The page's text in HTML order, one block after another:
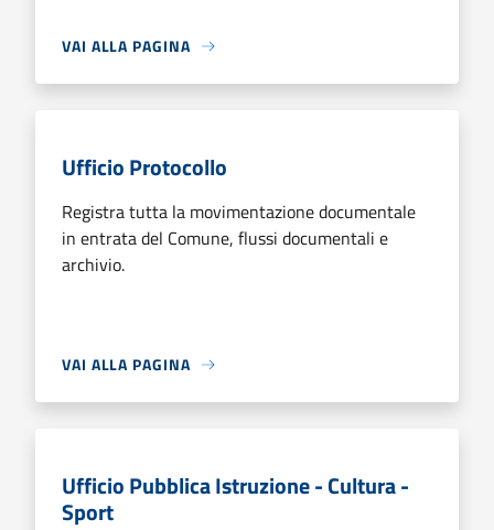
VAI ALLA PAGINA
Ufficio Protocollo
Registra tutta la movimentazione documentale
in entrata del Comune, flussi documentali e
archivio.
VAI ALLA PAGINA
Ufficio Pubblica Istruzione - Cultura -
Sport